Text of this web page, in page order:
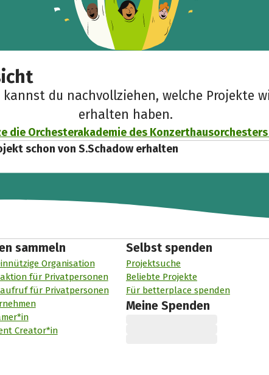
du nachvollziehen, welche Projekte
erhalten haben.
die Orchesterakademie des
schon von S.Schadow erhalten
sammeln
Organisation
für Privatpersonen
für Privatpersonen
Creator*in
Selbst spenden
Projektsuche
Beliebte Projekte
Für betterplace spenden
Meine Spenden